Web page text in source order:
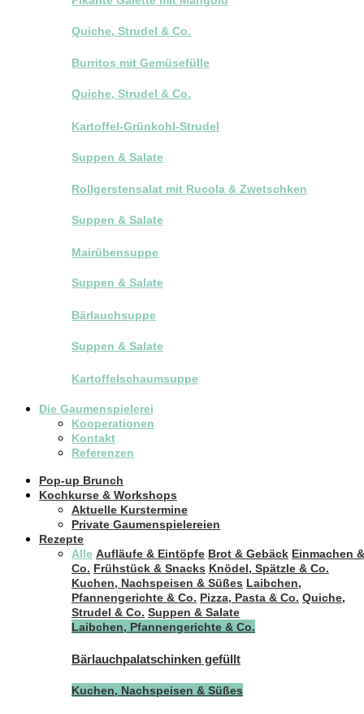
Quiche, Strudel & Co.
Burritos mit Gemüsefülle
Quiche, Strudel & Co.
Kartoffel-Grünkohl-Strudel
Suppen & Salate
Rollgerstensalat mit Rucola & Zwetschken
Suppen & Salate
Mairübensuppe
Suppen & Salate
Bärlauchsuppe
Suppen & Salate
Kartoffelschaumsuppe
Die Gaumenspielerei
Kooperationen
Kontakt
Referenzen
Pop-up Brunch
Kochkurse & Workshops
Aktuelle Kurstermine
Private Gaumenspielereien
Rezepte
Alle Aufläufe & Eintöpfe Brot & Gebäck Einmachen &
Co. Frühstück & Snacks Knödel, Spätzle & Co.
Kuchen, Nachspeisen & Süßes Laibchen,
Pfannengerichte & Co. Pizza, Pasta & Co. Quiche,
Strudel & Co. Suppen & Salate
Laibchen, Pfannengerichte & Co.
Bärlauchpalatschinken gefüllt
Kuchen, Nachspeisen & Süßes